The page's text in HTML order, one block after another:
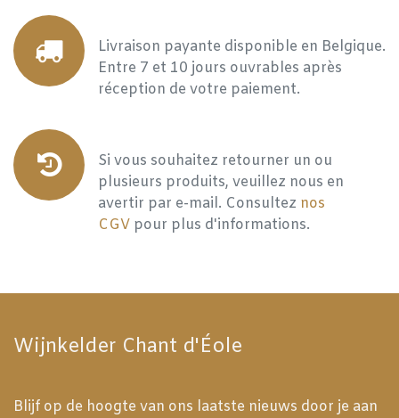
Livraison payante disponible en Belgique.
Entre 7 et 10 jours ouvrables après
réception de votre paiement.
Si vous souhaitez retourner un ou
plusieurs produits, veuillez nous en
avertir par e-mail. Consultez nos
CGV pour plus d'informations.
Wijnkelder Chant d'Éole
Blijf op de hoogte van ons laatste nieuws door je aan